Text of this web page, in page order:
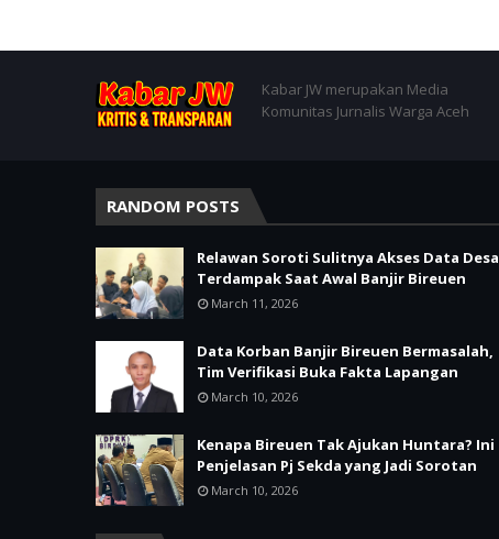
Kabar JW merupakan Media
Komunitas Jurnalis Warga Aceh
RANDOM POSTS
Relawan Soroti Sulitnya Akses Data Desa
Terdampak Saat Awal Banjir Bireuen
March 11, 2026
Data Korban Banjir Bireuen Bermasalah,
Tim Verifikasi Buka Fakta Lapangan
March 10, 2026
Kenapa Bireuen Tak Ajukan Huntara? Ini
Penjelasan Pj Sekda yang Jadi Sorotan
March 10, 2026